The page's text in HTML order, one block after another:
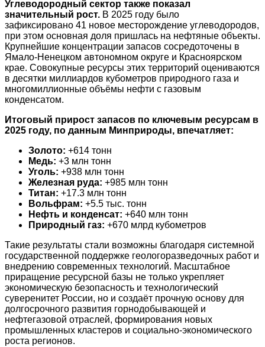
Углеводородный сектор также показал
значительный рост. В 2025 году было
зафиксировано 41 новое месторождение углеводородов,
при этом основная доля пришлась на нефтяные объекты.
Крупнейшие концентрации запасов сосредоточены в
Ямало-Ненецком автономном округе и Красноярском
крае. Совокупные ресурсы этих территорий оцениваются
в десятки миллиардов кубометров природного газа и
многомиллионные объёмы нефти с газовым
конденсатом.
Итоговый прирост запасов по ключевым ресурсам в
2025 году, по данным Минприроды, впечатляет:
Золото: +614 тонн
Медь: +3 млн тонн
Уголь: +938 млн тонн
Железная руда: +985 млн тонн
Титан: +17.3 млн тонн
Вольфрам: +5.5 тыс. тонн
Нефть и конденсат: +640 млн тонн
Природный газ: +670 млрд кубометров
Такие результаты стали возможны благодаря системной
государственной поддержке геологоразведочных работ и
внедрению современных технологий. Масштабное
приращение ресурсной базы не только укрепляет
экономическую безопасность и технологический
суверенитет России, но и создаёт прочную основу для
долгосрочного развития горнодобывающей и
нефтегазовой отраслей, формирования новых
промышленных кластеров и социально-экономического
роста регионов.